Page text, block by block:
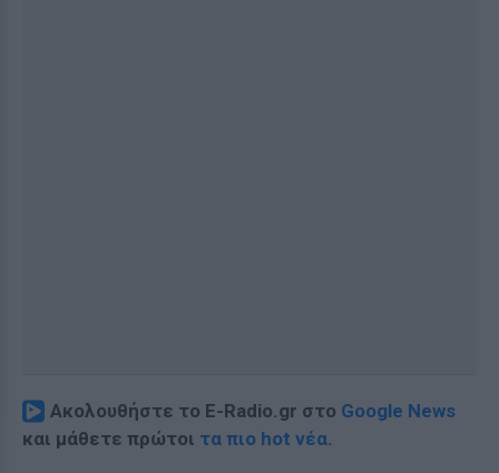
Ακολουθήστε το E-Radio.gr στο Google News
και μάθετε πρώτοι τα πιο hot νέα.